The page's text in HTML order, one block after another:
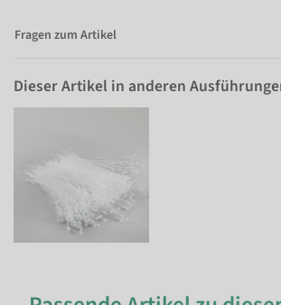
Fragen zum Artikel
Dieser Artikel in anderen